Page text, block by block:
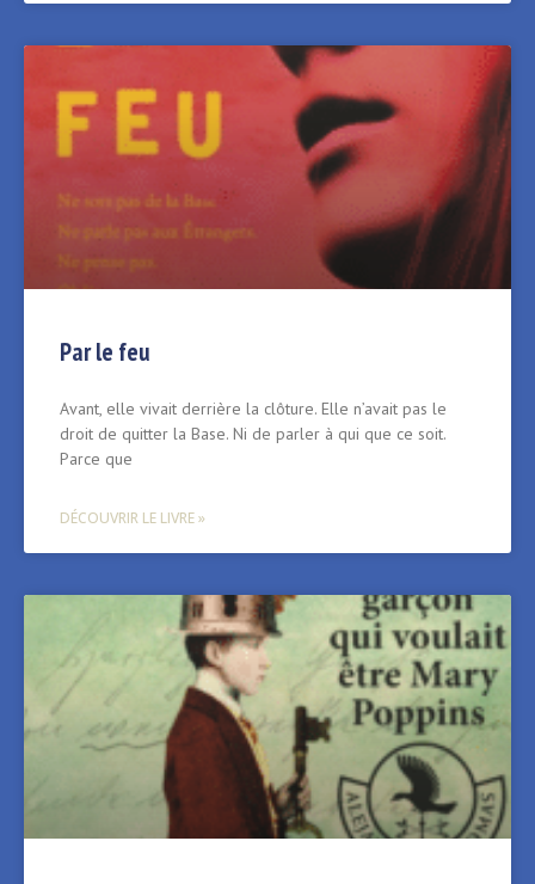
Par le feu
Avant, elle vivait derrière la clôture. Elle n’avait pas le
droit de quitter la Base. Ni de parler à qui que ce soit.
Parce que
DÉCOUVRIR LE LIVRE »